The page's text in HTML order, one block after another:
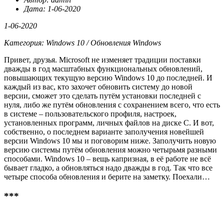
Дата: 1-06-2020
1-06-2020
Категория: Windows 10 / Обновления Windows
Привет, друзья. Microsoft не изменяет традиции поставки
дважды в год масштабных функциональных обновлений,
повышающих текущую версию Windows 10 до последней. И
каждый из вас, кто захочет обновить систему до новой
версии, сможет это сделать путём установки последней с
нуля, либо же путём обновления с сохранением всего, что есть
в системе – пользовательского профиля, настроек,
установленных программ, личных файлов на диске С. И вот,
собственно, о последнем варианте заполучения новейшей
версии Windows 10 мы и поговорим ниже. Заполучить новую
версию системы путём обновления можно четырьмя разными
способами. Windows 10 – вещь капризная, в её работе не всё
бывает гладко, а обновляться надо дважды в год. Так что все
четыре способа обновления и берите на заметку. Поехали…
***